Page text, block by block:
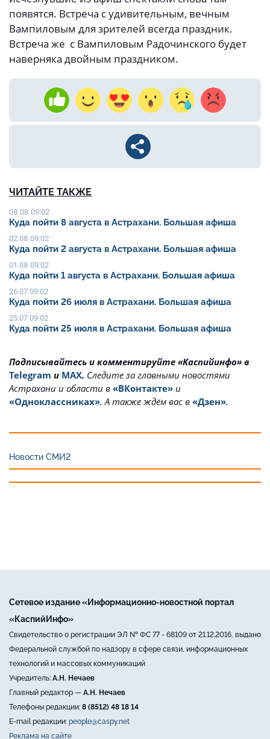
появятся. Встреча с удивительным, вечным
Вампиловым для зрителей всегда праздник.
Встреча же с Вампиловым Радочинского будет
наверняка двойным праздником.
ЧИТАЙТЕ ТАКЖЕ
08.08 09:02
Куда пойти 8 августа в Астрахани. Большая афиша
02.08 09:02
Куда пойти 2 августа в Астрахани. Большая афиша
01.08 09:02
Куда пойти 1 августа в Астрахани. Большая афиша
26.07 09:02
Куда пойти 26 июля в Астрахани. Большая афиша
25.07 09:02
Куда пойти 25 июля в Астрахани. Большая афиша
Подписывайтесь и комментируйте «Каспийинфо» в
Telegram и MAX. Cледите за главными новостями
Астрахани и области в «ВКонтакте» и
«Одноклассниках». А также ждём вас в «Дзен».
Новости СМИ2
Сетевое издание «Информационно-новостной портал
«КаспийИнфо»
Свидетельство о регистрации ЭЛ № ФС 77 - 68109 от 21.12.2016, выдано
Федеральной службой по надзору в сфере связи, информационных
технологий и массовых коммуникаций
Учредитель: А.Н. Нечаев
Главный редактор — А.Н. Нечаев
Телефоны редакции: 8 (8512) 48 18 14
E-mail редакции: people@caspy.net
Реклама на сайте